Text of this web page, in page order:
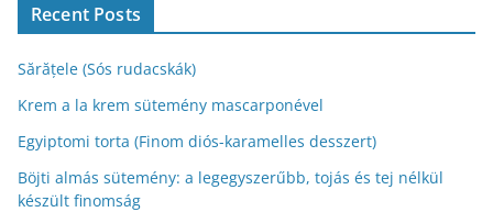
Recent Posts
Sărățele (Sós rudacskák)
Krem a la krem sütemény mascarponével
Egyiptomi torta (Finom diós-karamelles desszert)
Böjti almás sütemény: a legegyszerűbb, tojás és tej nélkül
készült finomság